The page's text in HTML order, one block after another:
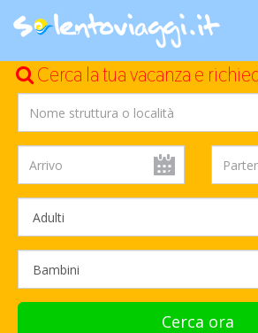
Cerca la tua vacanza e
Cerca ora